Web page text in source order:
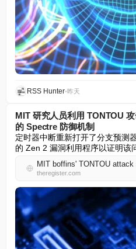
RSS Hunter•昨天
MIT 研究人员利用 TONTOU
的 Spectre 防御机制
定时器中断重新打开了分支预测
的 Zen 2 漏洞利用程序以证明该
theregister.com